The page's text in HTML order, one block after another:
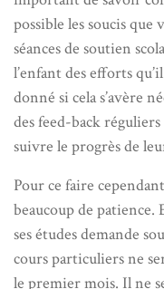
possible les soucis
séances de soutien
l’enfant des efforts
donné si cela s’avère
des feed-back
suivre le progrès de
Pour ce faire
beaucoup de
ses études demande
cours particuliers ne
le premier mois. Il ne